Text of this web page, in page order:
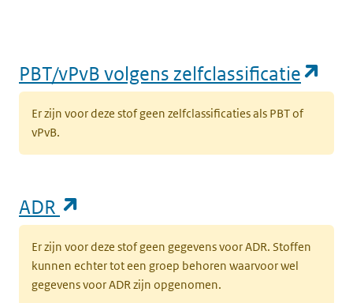
PBT/vPvB volgens zelfclassificatie
Er zijn voor deze stof geen zelfclassificaties als PBT of
vPvB.
ADR
Er zijn voor deze stof geen gegevens voor ADR. Stoffen
kunnen echter tot een groep behoren waarvoor wel
gegevens voor ADR zijn opgenomen.